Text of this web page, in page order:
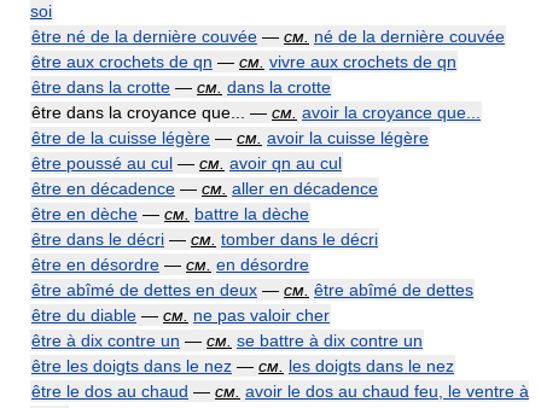
soi
être né de la dernière couvée — см. né de la dernière couvée
être aux crochets de qn — см. vivre aux crochets de qn
être dans la crotte — см. dans la crotte
être dans la croyance que... — см. avoir la croyance que...
être de la cuisse légère — см. avoir la cuisse légère
être poussé au cul — см. avoir qn au cul
être en décadence — см. aller en décadence
être en dèche — см. battre la dèche
être dans le décri — см. tomber dans le décri
être en désordre — см. en désordre
être abîmé de dettes en deux — см. être abîmé de dettes
être du diable — см. ne pas valoir cher
être à dix contre un — см. se battre à dix contre un
être les doigts dans le nez — см. les doigts dans le nez
être le dos au chaud — см. avoir le dos au chaud feu, le ventre à